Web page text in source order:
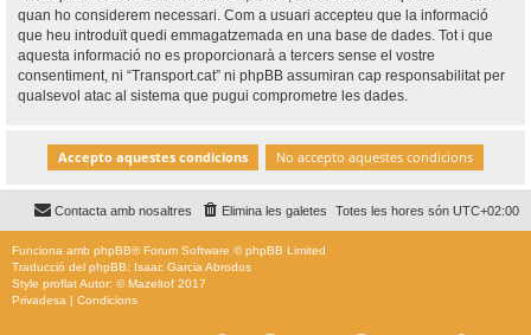
quan ho considerem necessari. Com a usuari accepteu que la informació
que heu introduït quedi emmagatzemada en una base de dades. Tot i que
aquesta informació no es proporcionarà a tercers sense el vostre
consentiment, ni “Transport.cat” ni phpBB assumiran cap responsabilitat per
qualsevol atac al sistema que pugui comprometre les dades.
Totes les hores són UTC+02:00
Elimina les galetes
Contacta amb nosaltres
Funciona amb phpBB® Forum Software © phpBB Limited
Traducció del phpBB: Isaac Garcia Abrodos
Style proflatAutor: ©Mazeltof 2017
Privadesa | Condicions